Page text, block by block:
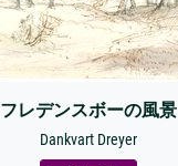
フレデンスボーの風景
Dankvart Dreyer